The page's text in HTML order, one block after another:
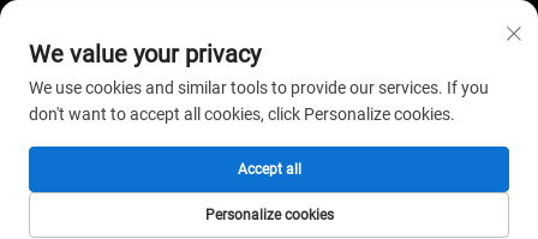
Copyright © 2026 Tianchang Chaochen Electronic Technology Co., LTD.
Барлық құқықтар сақталған. Құпиялылық саясаты
We value your privacy
We use cookies and similar tools to provide our services. If you
don't want to accept all cookies, click Personalize cookies.
Personalize cookies
Accept all